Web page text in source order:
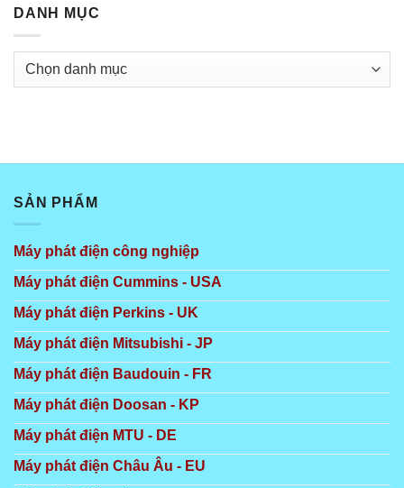
DANH MỤC
Danh
SẢN PHẨM
Máy phát điện công nghiệp
Máy phát điện Cummins - USA
Máy phát điện Perkins - UK
Máy phát điện Mitsubishi - JP
Máy phát điện Baudouin - FR
Máy phát điện Doosan - KP
Máy phát điện MTU - DE
Máy phát điện Châu Âu - EU